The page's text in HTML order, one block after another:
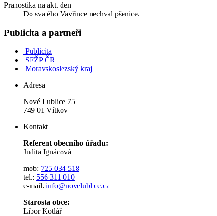
Pranostika na akt. den
Do svatého Vavřince nechval pšenice.
Publicita a partneři
Publicita
SFŽP ČR
Moravskoslezský kraj
Adresa
Nové Lublice 75
749 01 Vítkov
Kontakt
Referent obecního úřadu:
Judita Ignácová
mob: 725 034 518
tel.: 556 311 010
e-mail: info@novelublice.cz
Starosta obce:
Libor Kotlář